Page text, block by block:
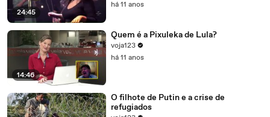
24:45
há 11 anos
14:46
Quem é a Pixuleka de Lula?
voja123
há 11 anos
O filhote de Putin e a crise de
refugiados